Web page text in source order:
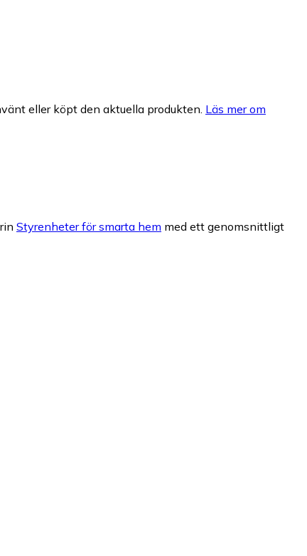
eller köpt den aktuella produkten. Läs mer om
Styrenheter för smarta hem med ett genomsnittligt